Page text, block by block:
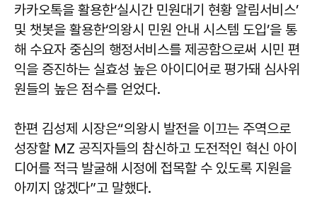
카카오톡을 활용한‘실시간 민원대기 현황 알림서비스’
및 챗봇을 활용한‘의왕시 민원 안내 시스템 도입’을 통
해 수요자 중심의 행정서비스를 제공함으로써 시민 편
익을 증진하는 실효성 높은 아이디어로 평가돼 심사위
원들의 높은 점수를 얻었다.
한편 김성제 시장은“의왕시 발전을 이끄는 주역으로
성장할 MZ 공직자들의 참신하고 도전적인 혁신 아이
디어를 적극 발굴해 시정에 접목할 수 있도록 지원을
아끼지 않겠다”고 말했다.